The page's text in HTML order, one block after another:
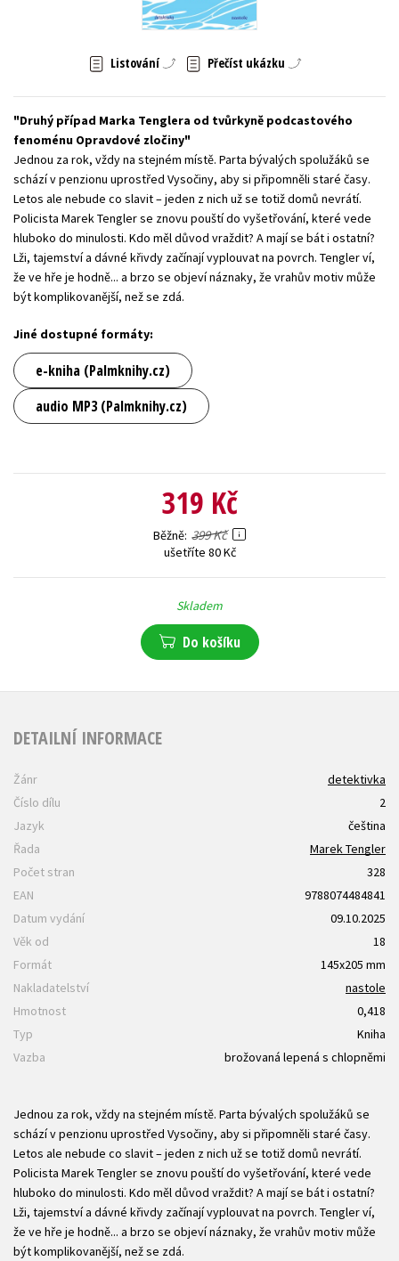
Zahraniční literatura
Všechny tituly
Listování Přečíst ukázku
Druhý případ Marka Tenglera od tvůrkyně podcastového
fenoménu Opravdové zločiny
Jednou za rok, vždy na stejném místě. Parta bývalých spolužáků se
schází v penzionu uprostřed Vysočiny, aby si připomněli staré časy.
Letos ale nebude co slavit – jeden z nich už se totiž domů nevrátí.
Policista Marek Tengler se znovu pouští do vyšetřování, které vede
hluboko do minulosti. Kdo měl důvod vraždit? A mají se bát i ostatní?
Lži, tajemství a dávné křivdy začínají vyplouvat na povrch. Tengler ví,
že ve hře je hodně... a brzo se objeví náznaky, že vrahův motiv může
být komplikovanější, než se zdá.
Jiné dostupné formáty:
e-kniha (Palmknihy.cz)
audio MP3 (Palmknihy.cz)
319 Kč
Běžně 399 Kč
ušetříte 80 Kč
Skladem
Do košíku
DETAILNÍ INFORMACE
Žánr
detektivka
Číslo dílu
2
Jazyk
čeština
Řada
Marek Tengler
Počet stran
328
EAN
9788074484841
Datum vydání
09.10.2025
Věk od
18
Formát
145x205 mm
Nakladatelství
nastole
Hmotnost
0,418
Typ
Kniha
Vazba
brožovaná lepená s chlopněmi
Jednou za rok, vždy na stejném místě. Parta bývalých spolužáků se
schází v penzionu uprostřed Vysočiny, aby si připomněli staré časy.
Letos ale nebude co slavit – jeden z nich už se totiž domů nevrátí.
Policista Marek Tengler se znovu pouští do vyšetřování, které vede
hluboko do minulosti. Kdo měl důvod vraždit? A mají se bát i ostatní?
Lži, tajemství a dávné křivdy začínají vyplouvat na povrch. Tengler ví,
že ve hře je hodně... a brzo se objeví náznaky, že vrahův motiv může
být komplikovanější, než se zdá.